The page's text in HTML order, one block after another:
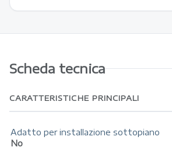
Scheda tecnica
CARATTERISTICHE PRINCIPALI
Adatto per installazione sottopiano
No